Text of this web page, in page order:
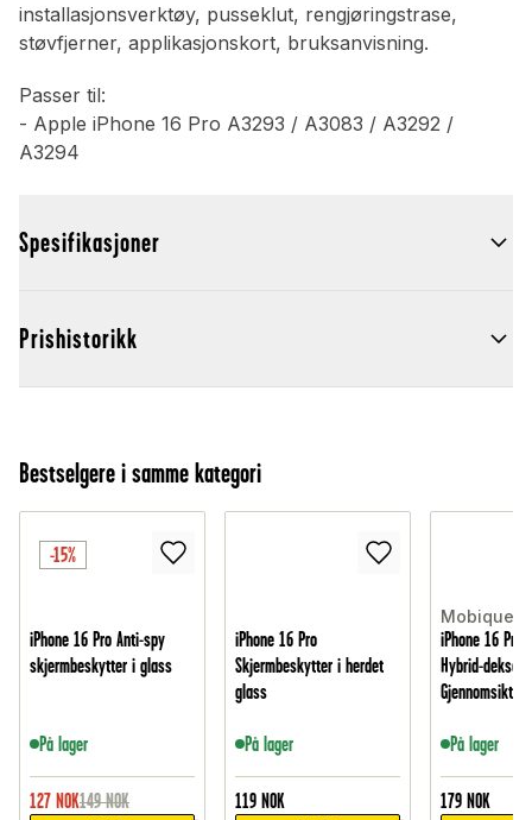
installasjonsverktøy, pusseklut, rengjøringstrase,
støvfjerner, applikasjonskort, bruksanvisning.
Passer til:
- Apple iPhone 16 Pro A3293 / A3083 / A3292 /
A3294
Spesifikasjoner
Prishistorikk
Bestselgere i samme kategori
-15%
iPhone 16 Pro Anti-spy
skjermbeskytter i glass
På lager
127 NOK149 NOK
iPhone 16 Pro
Skjermbeskytter i herdet
glass
På lager
119 NOK
Mobique
iPhone 16 Pro
Hybrid-deksel,
Gjennomsiktig
På lager
179 NOK